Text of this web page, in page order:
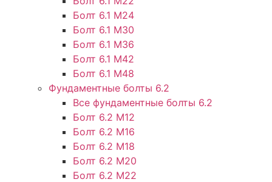
Болт 6.1 М24
Болт 6.1 М30
Болт 6.1 М36
Болт 6.1 М42
Болт 6.1 М48
Фундаментные болты 6.2
Все фундаментные болты 6.2
Болт 6.2 М12
Болт 6.2 М16
Болт 6.2 М18
Болт 6.2 М20
Болт 6.2 М22